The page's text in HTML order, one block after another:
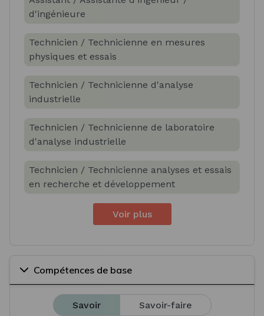
d'ingénieure
Technicien / Technicienne en mesures
physiques et essais
Technicien / Technicienne d'analyse
industrielle
Technicien / Technicienne de laboratoire
d'analyse industrielle
Technicien / Technicienne analyses et essais
en recherche et développement
Voir plus
Compétences de base
Savoir Savoir-faire